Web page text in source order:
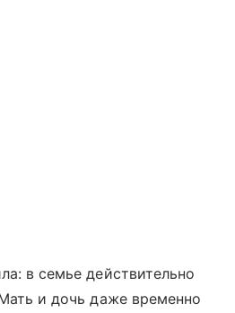
в семье действительно
и дочь даже временно